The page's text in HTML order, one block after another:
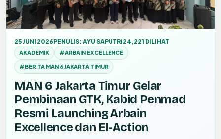
25 JUNI 2026PENULIS: AYU SAPUTRI24,221 DILIHAT
AKADEMIK #ARBAIN EXCELLENCE
#BERITA MAN 6 JAKARTA TIMUR
MAN 6 Jakarta Timur Gelar
Pembinaan GTK, Kabid Penmad
Resmi Launching Arbain
Excellence dan El-Action